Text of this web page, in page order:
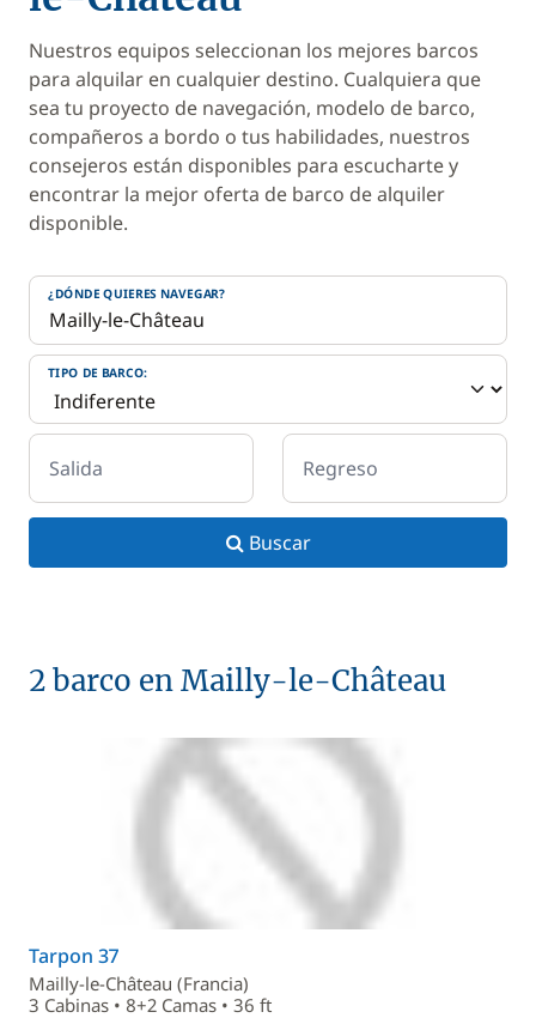
Nuestros equipos seleccionan los mejores barcos
para alquilar en cualquier destino. Cualquiera que
sea tu proyecto de navegación, modelo de barco,
compañeros a bordo o tus habilidades, nuestros
consejeros están disponibles para escucharte y
encontrar la mejor oferta de barco de alquiler
disponible.
¿DÓNDE QUIERES NAVEGAR?
TIPO DE BARCO:
Salida Regreso
Buscar
2 barco en Mailly-le-Château
Tarpon 37
Mailly-le-Château (Francia)
3 Cabinas • 8+2 Camas • 36 ft